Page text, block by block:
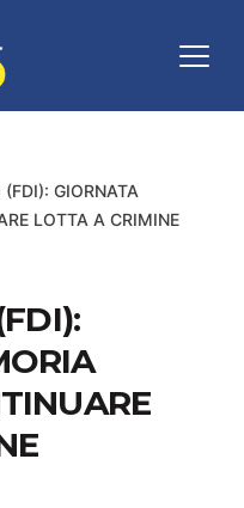
GIORNATA
LOTTA A CRIMINE